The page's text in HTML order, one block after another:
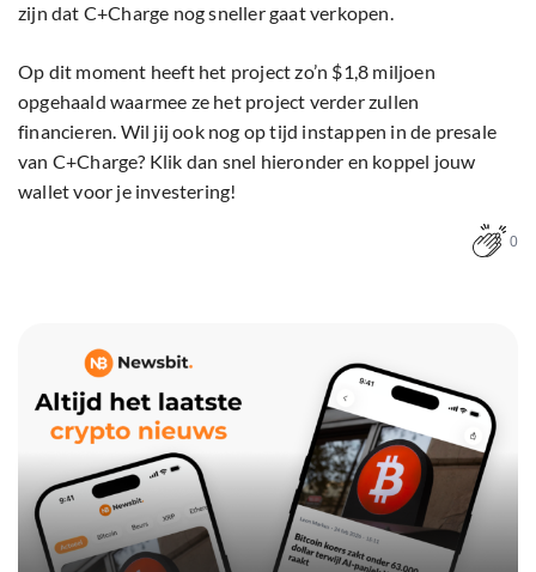
zijn dat C+Charge nog sneller gaat verkopen.
Op dit moment heeft het project zo’n $1,8 miljoen
opgehaald waarmee ze het project verder zullen
financieren. Wil jij ook nog op tijd instappen in de presale
van C+Charge? Klik dan snel hieronder en koppel jouw
wallet voor je investering!
0